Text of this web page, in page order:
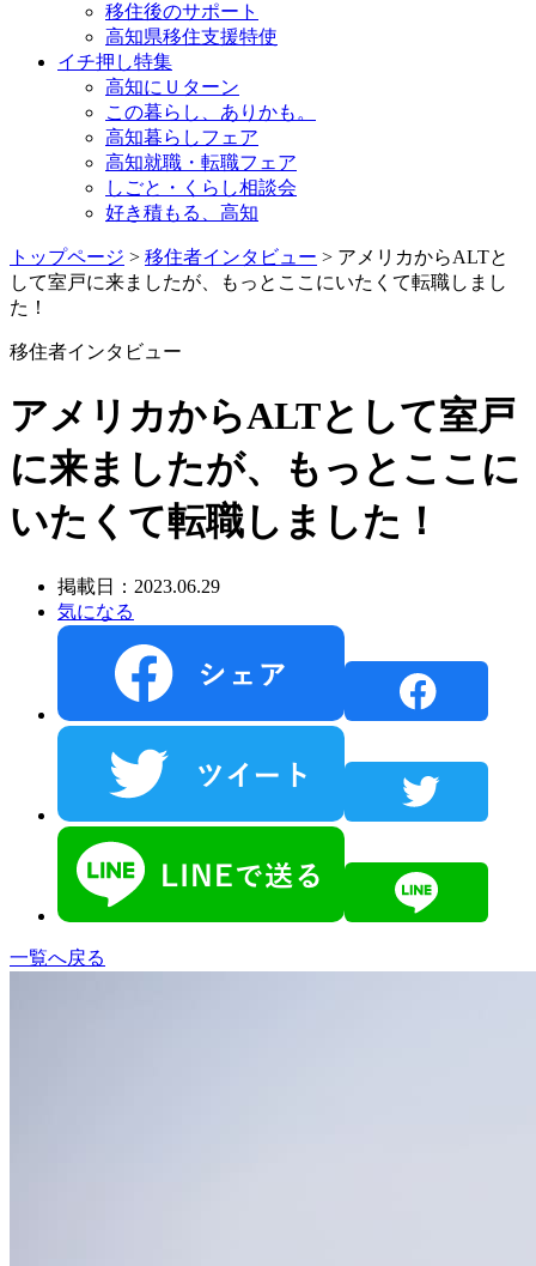
移住後のサポート
高知県移住支援特使
イチ押し特集
高知にＵターン
この暮らし、ありかも。
高知暮らしフェア
高知就職・転職フェア
しごと・くらし相談会
好き積もる、高知
トップページ > 移住者インタビュー > アメリカからALTと
して室戸に来ましたが、もっとここにいたくて転職しまし
た！
移住者インタビュー
アメリカからALTとして室戸
に来ましたが、もっとここに
いたくて転職しました！
掲載日：2023.06.29
気になる
一覧へ戻る